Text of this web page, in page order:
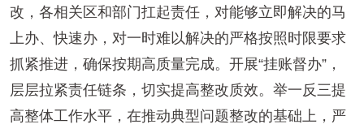
改，各相关区和部门扛起责任，对能够立即解决的马
上办、快速办，对一时难以解决的严格按照时限要求
抓紧推进，确保按期高质量完成。开展“挂账督办”，
层层拉紧责任链条，切实提高整改质效。举一反三提
高整体工作水平，在推动典型问题整改的基础上，严